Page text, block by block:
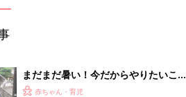
まだまだ暑い！今だからやりたいこそ
うじ集めました
赤ちゃん・育児